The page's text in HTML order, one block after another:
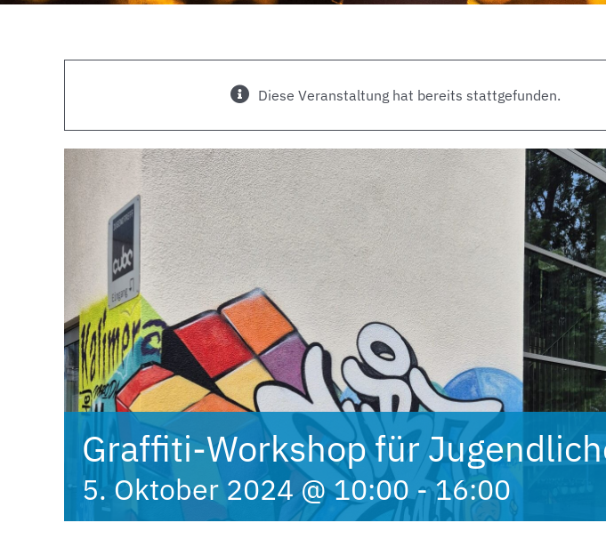
Diese Veranstaltung hat bereits stattgefunden.
Graffiti-Workshop für
5. Oktober 2024 @ 10:00-16:00